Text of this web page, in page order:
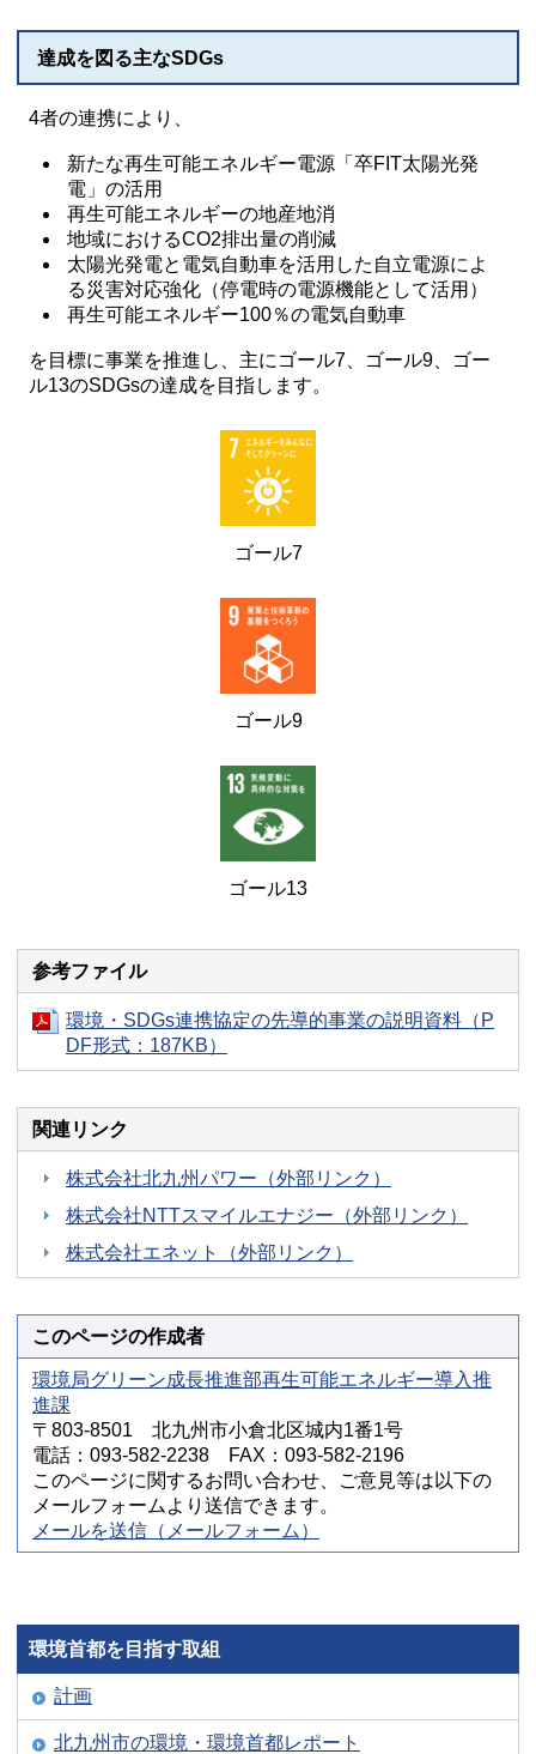
達成を図る主なSDGs
4者の連携により、
新たな再生可能エネルギー電源「卒FIT太陽光発
電」の活用
再生可能エネルギーの地産地消
地域におけるCO2排出量の削減
太陽光発電と電気自動車を活用した自立電源によ
る災害対応強化（停電時の電源機能として活用）
再生可能エネルギー100％の電気自動車
を目標に事業を推進し、主にゴール7、ゴール9、ゴー
ル13のSDGsの達成を目指します。
ゴール7
ゴール9
ゴール13
参考ファイル
環境・SDGs連携協定の先導的事業の説明資料（P
DF形式：187KB）
関連リンク
株式会社北九州パワー（外部リンク）
株式会社NTTスマイルエナジー（外部リンク）
株式会社エネット（外部リンク）
このページの作成者
環境局グリーン成長推進部再生可能エネルギー導入推
進課
〒803-8501 北九州市小倉北区城内1番1号
電話：093-582-2238 FAX：093-582-2196
このページに関するお問い合わせ、ご意見等は以下の
メールフォームより送信できます。
メールを送信（メールフォーム）
環境首都を目指す取組
計画
北九州市の環境・環境首都レポート